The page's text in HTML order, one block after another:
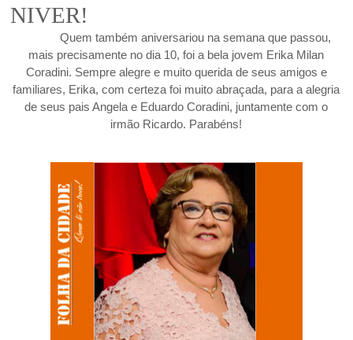
NIVER!
Quem também aniversariou na semana que passou,
mais precisamente no dia 10, foi a bela jovem Erika Milan
Coradini. Sempre alegre e muito querida de seus amigos e
familiares, Erika, com certeza foi muito abraçada, para a alegria
de seus pais Angela e Eduardo Coradini, juntamente com o
irmão Ricardo. Parabéns!